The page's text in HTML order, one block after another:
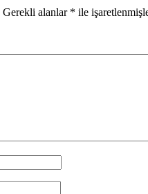
Gerekli alanlar * ile